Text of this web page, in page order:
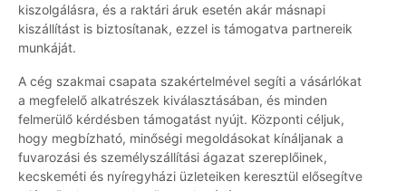
kiszolgálásra, és a raktári áruk esetén akár másnapi
kiszállítást is biztosítanak, ezzel is támogatva partnereik
munkáját.
A cég szakmai csapata szakértelmével segíti a vásárlókat
a megfelelő alkatrészek kiválasztásában, és minden
felmerülő kérdésben támogatást nyújt. Központi céljuk,
hogy megbízható, minőségi megoldásokat kínáljanak a
fuvarozási és személyszállítási ágazat szereplőinek,
kecskeméti és nyíregyházi üzleteiken keresztül elősegítve